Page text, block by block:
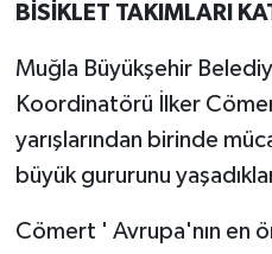
BİSİKLET TAKIMLARI
Muğla Büyükşehir
Koordinatörü İlker
yarışlarından birinde
büyük gururunu
Cömert ' Avrupa'nın en